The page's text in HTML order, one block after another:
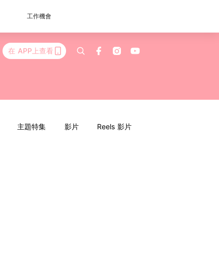
工作機會
在 APP上查看
主題特集 影片 Reels 影片